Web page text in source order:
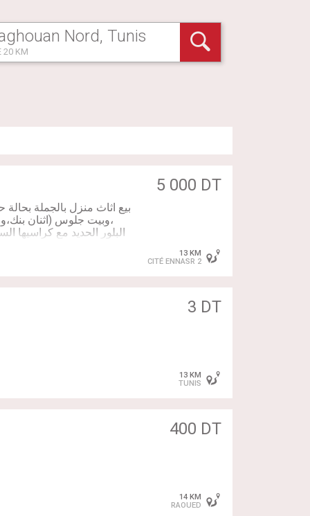
20 KM
5 000 DT
بيع اثاث منزل بالجملة
،وبيت جلوس (اثنان
البلور الحديد مع كراسيها
13 KM
CITÉ ENNASR 2
3 DT
13 KM
TUNIS
400 DT
المعدنية و جمع
14 KM
RAOUED